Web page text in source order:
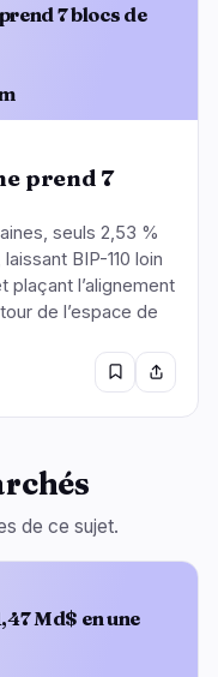
7 blocs de
prend 7
seuls 2,53 %
BIP-110 loin
plaçant l’alignement
de l’espace de
de ce sujet.
Md$ en une